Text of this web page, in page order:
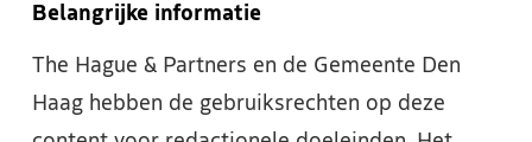
Belangrijke informatie
The Hague & Partners en de Gemeente Den
Haag hebben de gebruiksrechten op deze